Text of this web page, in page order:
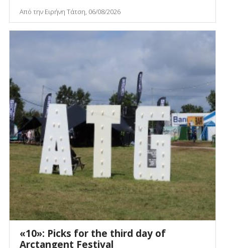
Από την Ειρήνη Τάτση, 06/08/2026
«10»: Picks for the third day of
Arctangent Festival